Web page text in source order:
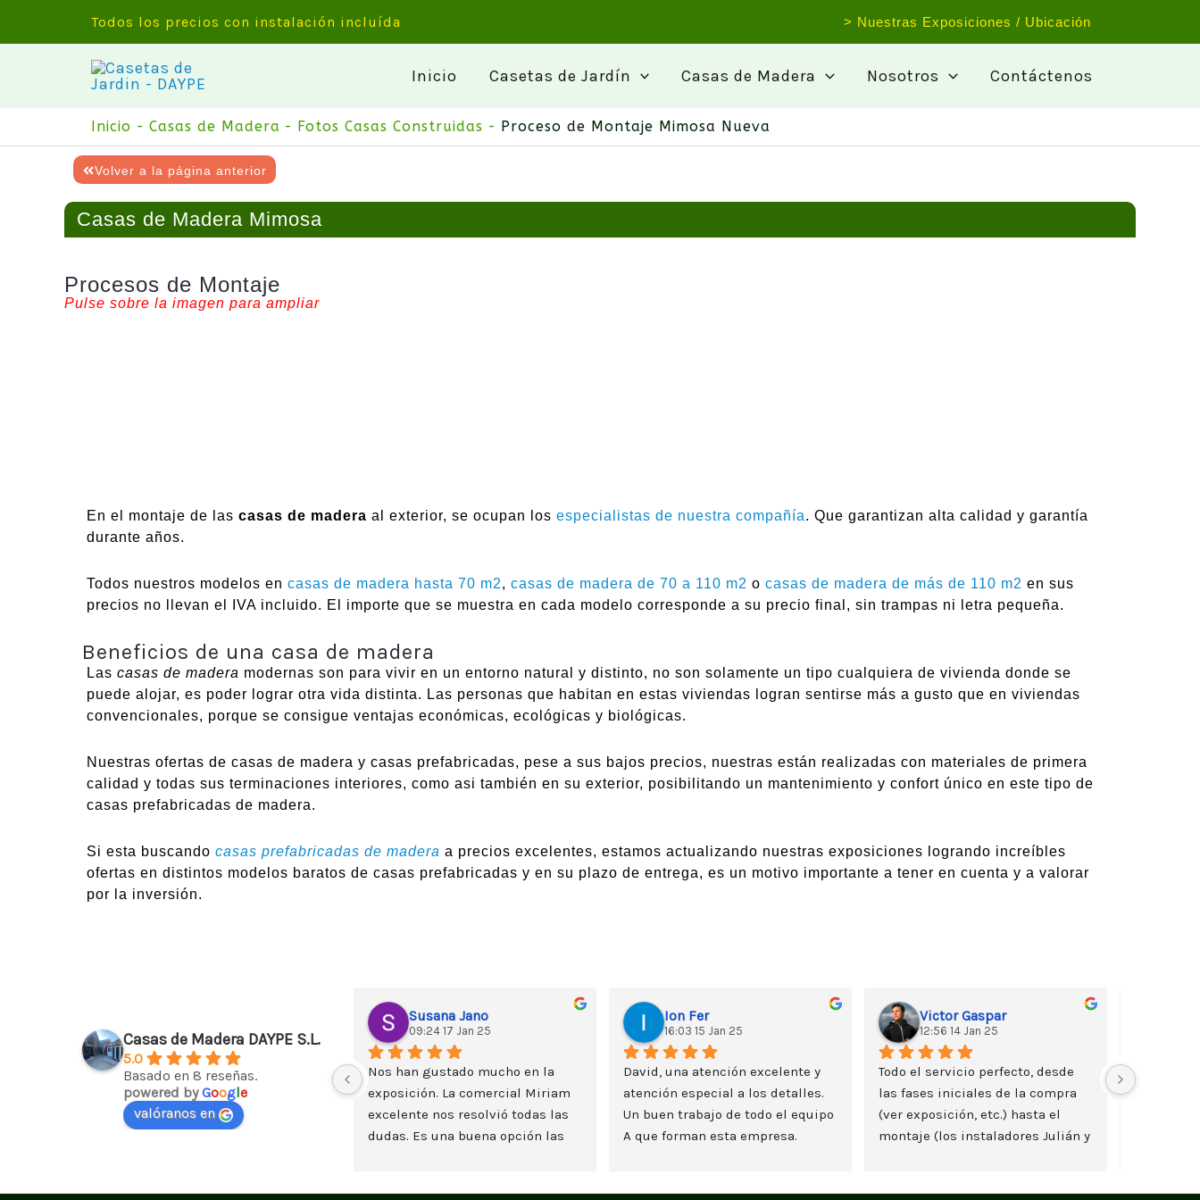
contenido
Todos los precios con instalación incluída > Nuestras Exposiciones / Ubicación
Inicio Casetas de Jardín Casas de Madera Nosotros Contáctenos
Inicio Casas de Madera Fotos Casas Construidas Proceso de Montaje Mimosa Nueva
Volver a la página anterior
Casas de Madera Mimosa
Procesos de Montaje
Pulse sobre la imagen para ampliar
En el montaje de las casas de madera al exterior, se ocupan los especialistas de nuestra compañía. Que garantizan alta calidad y garantía
durante años.
Todos nuestros modelos en casas de madera hasta 70 m2, casas de madera de 70 a 110 m2 o casas de madera de más de 110 m2 en sus
precios no llevan el IVA incluido. El importe que se muestra en cada modelo corresponde a su precio final, sin trampas ni letra pequeña.
Beneficios de una casa de madera
Las casas de madera modernas son para vivir en un entorno natural y distinto, no son solamente un tipo cualquiera de vivienda donde se
puede alojar, es poder lograr otra vida distinta. Las personas que habitan en estas viviendas logran sentirse más a gusto que en viviendas
convencionales, porque se consigue ventajas económicas, ecológicas y biológicas.
Nuestras ofertas de casas de madera y casas prefabricadas, pese a sus bajos precios, nuestras están realizadas con materiales de primera
calidad y todas sus terminaciones interiores, como asi también en su exterior, posibilitando un mantenimiento y confort único en este tipo de
casas prefabricadas de madera.
Si esta buscando casas prefabricadas de madera a precios excelentes, estamos actualizando nuestras exposiciones logrando increíbles
ofertas en distintos modelos baratos de casas prefabricadas y en su plazo de entrega, es un motivo importante a tener en cuenta y a valorar
por la inversión.
Casas de Madera DAYPE S.L.
5.0
Basado en 8 reseñas.
powered byGoogle
valóranos en
Susana Jano
09:24 17 Jan 25
Nos han gustado mucho en la
exposición. La comercial Miriam
excelente nos resolvió todas las
dudas. Es una buena opción las
Ion Fer
16:03 15 Jan 25
David, una atención excelente y
atención especial a los detalles.
Un buen trabajo de todo el equipo
A que forman esta empresa.
Victor Gaspar
12:56 14 Jan 25
Todo el servicio perfecto, desde
las fases iniciales de la compra
(ver exposición, etc.) hasta el
montaje (los instaladores Julián y